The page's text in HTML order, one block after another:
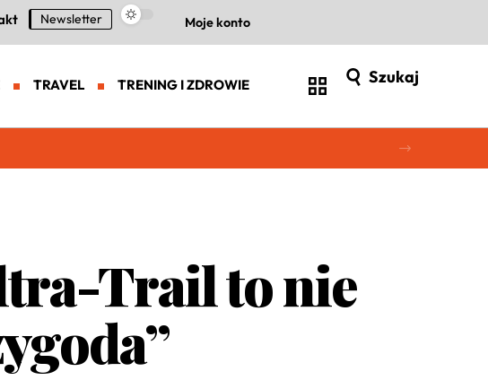
Newsletter Moje konto
TRAVEL TRENING I ZDROWIE Szukaj
Trail to nie